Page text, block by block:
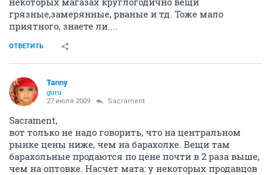
грязные,замерянные, рваные и тд. Тоже мало
приятного, знаете ли....
ОТВЕТИТЬ
Tanny
guru
27 июля 2009 Sacrament
Sacrament,
вот только не надо говорить, что на центральном
рынке цены ниже, чем на барахолке. Вещи там
барахольные продаются по цене почти в 2 раза выше,
чем на оптовке. Насчет мата: у некоторых продавцов